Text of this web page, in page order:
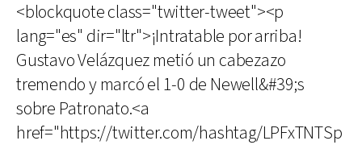
<blockquote class="twitter-tweet"><p
lang="es" dir="ltr">¡Intratable por arriba!
Gustavo Velázquez metió un cabezazo
tremendo y marcó el 1-0 de Newell&#39;s
sobre Patronato.<a
href="https://twitter.com/hashtag/LPFxTNTSp